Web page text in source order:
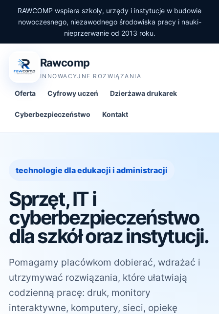
RAWCOMP wspiera szkoły, urzędy i instytucje w budowie
nowoczesnego, niezawodnego środowiska pracy i nauki-
nieprzerwanie od 2013 roku.
Rawcomp
INNOWACYJNE ROZWIĄZANIA
Oferta Cyfrowy uczeń Dzierżawa drukarek
Cyberbezpieczeństwo Kontakt
technologie dla edukacji i administracji
Sprzęt, IT i
cyberbezpieczeństwo
dla szkół oraz instytucji.
Pomagamy placówkom dobierać, wdrażać i
utrzymywać rozwiązania, które ułatwiają
codzienną pracę: druk, monitory
interaktywne, komputery, sieci, opiekę